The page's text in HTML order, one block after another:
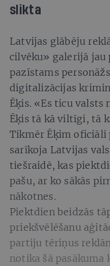
slikta
Latvijas glābēju
cilvēku» galerijā jau
pazīstams
digitalizācijas
Ēķis. «Es ticu valsts
Ēķis tā kā viltīgi, tā
Tikmēr Ēķim oficiāli
sarīkoja Latvijas
tiešraidē, kas
pašu, ar ko sākās
nākotnes.
Piektdien beidzās
priekšvēlēšanu
partiju tēriņus
notika šā